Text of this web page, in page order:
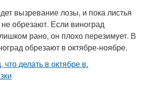
вызревание лозы, и пока листья
обрезают. Если виноград
рано, он плохо перезимует. В
обрезают в октябре-ноябре.